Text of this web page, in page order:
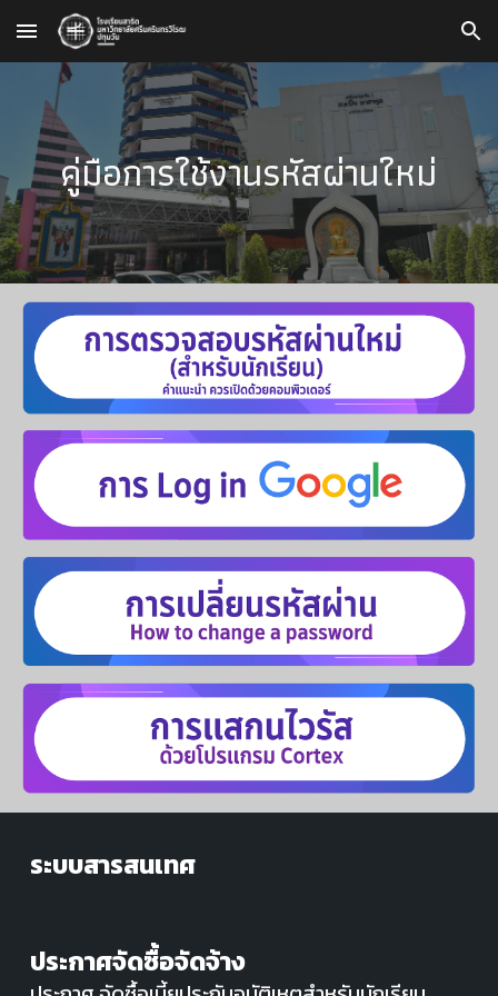
Skip to main content Skip to navigation
คู่มือการใช้งานรหัสผ่านใหม่
ระบบสารสนเทศ
ประกาศจัดซื้อจัดจ้าง